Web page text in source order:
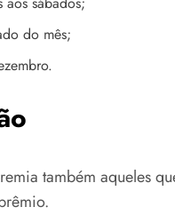
do mês;
também aqueles